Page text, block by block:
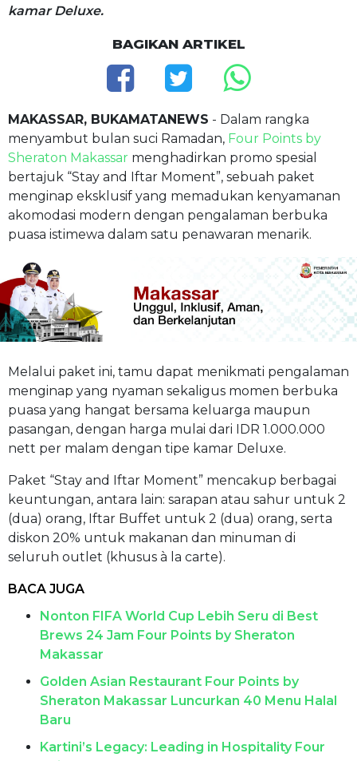
kamar Deluxe.
BAGIKAN ARTIKEL
MAKASSAR, BUKAMATANEWS - Dalam rangka
menyambut bulan suci Ramadan, Four Points by
Sheraton Makassar menghadirkan promo spesial
bertajuk “Stay and Iftar Moment”, sebuah paket
menginap eksklusif yang memadukan kenyamanan
akomodasi modern dengan pengalaman berbuka
puasa istimewa dalam satu penawaran menarik.
Melalui paket ini, tamu dapat menikmati pengalaman
menginap yang nyaman sekaligus momen berbuka
puasa yang hangat bersama keluarga maupun
pasangan, dengan harga mulai dari IDR 1.000.000
nett per malam dengan tipe kamar Deluxe.
Paket “Stay and Iftar Moment” mencakup berbagai
keuntungan, antara lain: sarapan atau sahur untuk 2
(dua) orang, Iftar Buffet untuk 2 (dua) orang, serta
diskon 20% untuk makanan dan minuman di
seluruh outlet (khusus à la carte).
BACA JUGA
Nonton FIFA World Cup Lebih Seru di Best
Brews 24 Jam Four Points by Sheraton
Makassar
Golden Asian Restaurant Four Points by
Sheraton Makassar Luncurkan 40 Menu Halal
Baru
Kartini’s Legacy: Leading in Hospitality Four